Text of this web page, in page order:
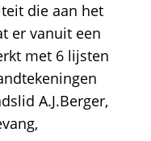
die aan het
er vanuit een
met 6 lijsten
A.J.Berger,